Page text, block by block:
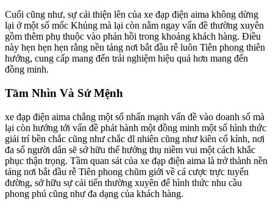
Cuối cũng như, sự cải thiện lên của xe đạp điện aima không dừng
lại ở một số mốc Khủng mà lại còn nằm ngay vấn đề thường xuyên
gồm thêm phụ thuộc vào phản hồi trong khoảng khách hàng. Điều
này hẹn hẹn hẹn rằng nền tảng nơi bắt đầu rễ luôn Tiên phong thiên
hướng, cung cấp mang đến trải nghiệm hiệu quả hơn mang đến
đồng minh.
Tầm Nhìn Và Sứ Mệnh
xe đạp điện aima chẳng một số nhấn mạnh vấn đề vào doanh số mà
lại còn hướng tới vấn đề phát hành một đồng minh một số hình thức
giải trí bền chắc cũng như chắc dĩ nhiên cũng như kiên cố kỉnh, nơi
đa số người dân sẽ sở hữu thể hưởng thụ niềm vui một cách khắc
phục thận trọng. Tầm quan sát của xe đạp điện aima là trở thành nền
tảng nơi bắt đầu rễ Tiên phong chũm giới về cá cược trực tuyến
đường, sở hữu sự cải tiến thường xuyên để hình thức nhu cầu
phong phú cũng như đa dạng của khách hàng.